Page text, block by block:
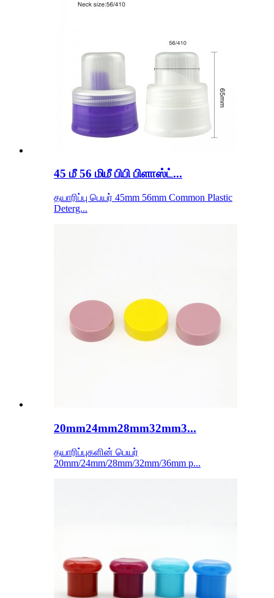
45 மீ 56 மிமீ பிபி பிளாஸ்ட்...
தயாரிப்பு பெயர் 45mm 56mm Common Plastic
Deterg...
20mm24mm28mm32mm3...
தயாரிப்புகளின் பெயர்
20mm/24mm/28mm/32mm/36mm p...